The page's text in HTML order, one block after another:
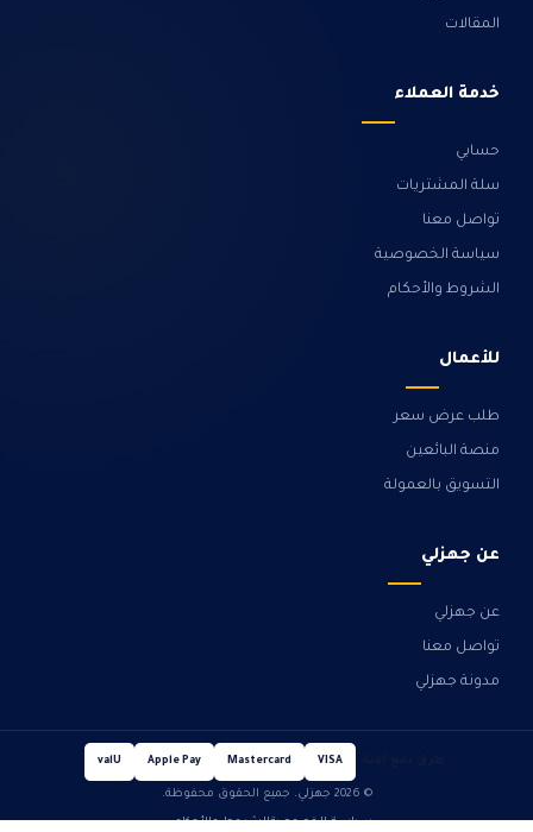
المقالات
خدمة العملاء
حسابي
سلة المشتريات
تواصل معنا
سياسة الخصوصية
الشروط والأحكام
للأعمال
طلب عرض سعر
منصة البائعين
التسويق بالعمولة
عن جهزلي
عن جهزلي
تواصل معنا
مدونة جهزلي
VISA
Mastercard
Apple Pay
valU
© 2026 جهزلي. جميع الحقوق محفوظة.
سياسة الخصوصيةالشروط والأحكام